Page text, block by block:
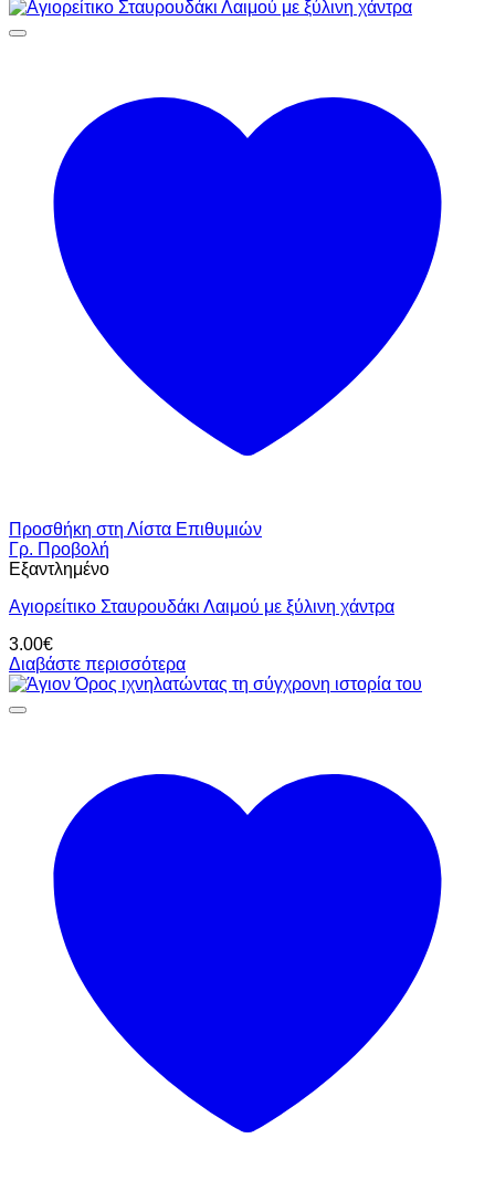
Προσθήκη στη Λίστα Επιθυμιών
Γρ. Προβολή
Εξαντλημένο
Αγιορείτικο Σταυρουδάκι Λαιμού με ξύλινη χάντρα
3.00€
Διαβάστε περισσότερα